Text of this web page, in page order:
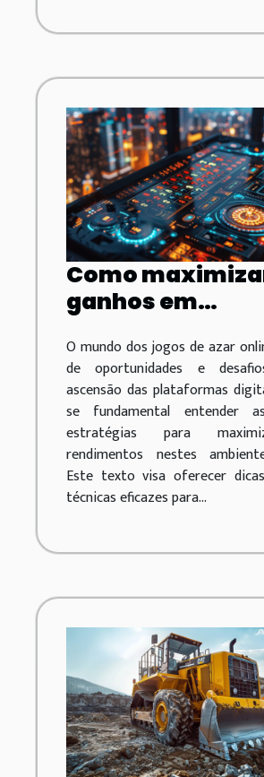
Como
ganhos em
de azar online
O mundo dos jogos de azar
de oportunidades e
ascensão das plataformas
se fundamental entender
estratégias para
rendimentos nestes
Este texto visa oferecer
técnicas eficazes para...